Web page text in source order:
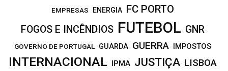
EMPRESAS ENERGIA FC PORTO
FOGOS E INCÊNDIOS FUTEBOL GNR
GOVERNO DE PORTUGAL GUARDA GUERRA IMPOSTOS
INTERNACIONAL IPMA JUSTIÇA LISBOA